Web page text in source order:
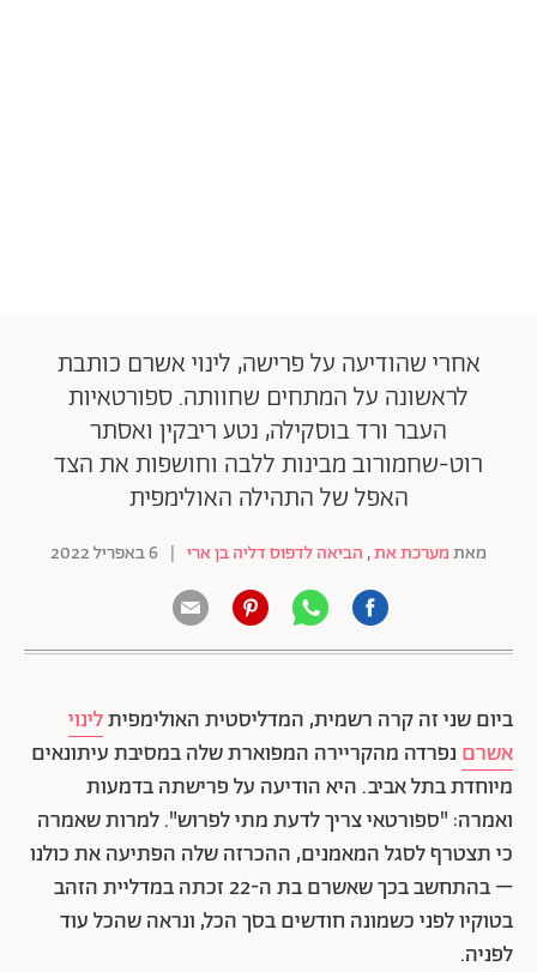
אחרי שהודיעה על פרישה, לינוי אשרם כותבת
לראשונה על המתחים שחוותה. ספורטאיות
העבר ורד בוסקילה, נטע ריבקין ואסתר
רוט-שחמורוב מבינות ללבה וחושפות את הצד
האפל של התהילה האולימפית
מאתמערכת את, הביאה לדפוס דליה בן ארי | 6 באפריל 2022
ביום שני זה קרה רשמית, המדליסטית האולימפיתלינוי
אשרם נפרדה מהקריירה המפוארת שלה במסיבת עיתונאים
מיוחדת בתל אביב. היא הודיעה על פרישתה בדמעות
ואמרה: "ספורטאי צריך לדעת מתי לפרוש". למרות שאמרה
כי תצטרף לסגל המאמנים, ההכרזה שלה הפתיעה את כולנו
– בהתחשב בכך שאשרם בת ה-22 זכתה במדליית הזהב
בטוקיו לפני כשמונה חודשים בסך הכל, ונראה שהכל עוד
לפניה.